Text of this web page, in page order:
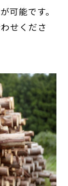
可能です。
せくださ